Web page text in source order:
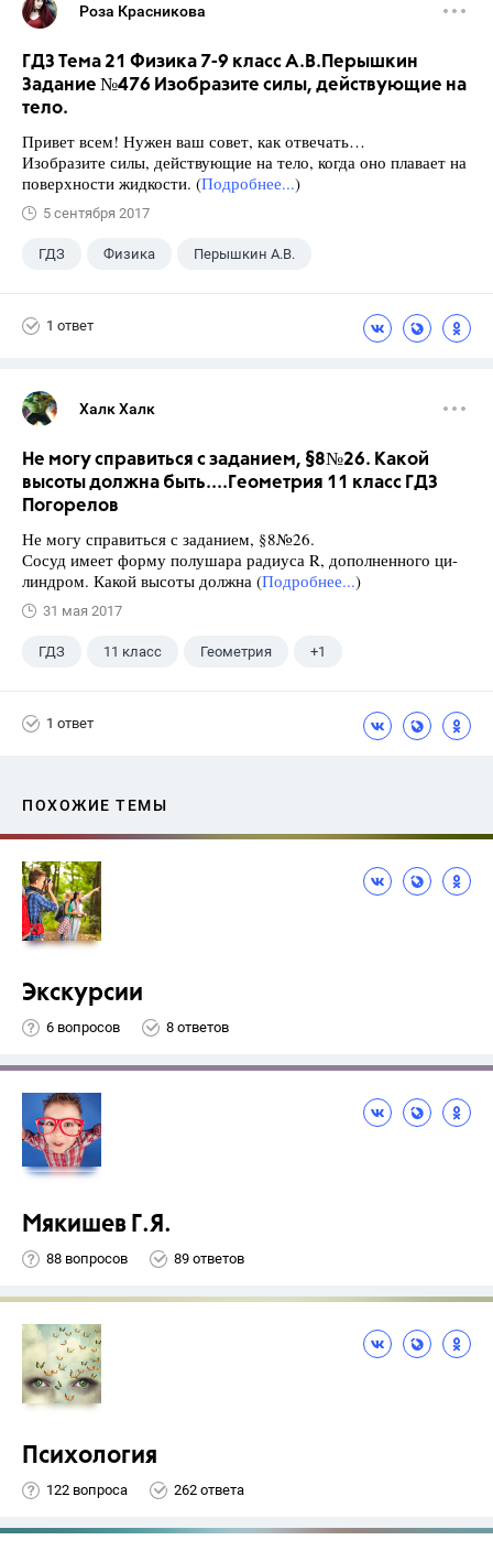
Роза Красникова
ГДЗ Тема 21 Физика 7-9 класс А.В.Перышкин
Задание №476 Изобразите силы, действующие на
тело.
Привет всем! Нужен ваш совет, как отвечать…
Изобразите силы, действующие на тело, когда оно плавает на
поверхности жидкости. (Подробнее...)
5 сентября 2017
ГДЗ Физика Перышкин А.В.
1 ответ
Халк Халк
Не могу справиться с заданием, §8№26. Какой
высоты должна быть....Геометрия 11 класс ГДЗ
Погорелов
Не могу справиться с заданием, §8№26.
Сосуд имеет форму полушара радиуса R, дополненного ци-
линдром. Какой высоты должна (Подробнее...)
31 мая 2017
ГДЗ 11 класс Геометрия +1
1 ответ
ПОХОЖИЕ ТЕМЫ
Экскурсии
6 вопросов 8 ответов
Мякишев Г.Я.
88 вопросов 89 ответов
Психология
122 вопроса 262 ответа